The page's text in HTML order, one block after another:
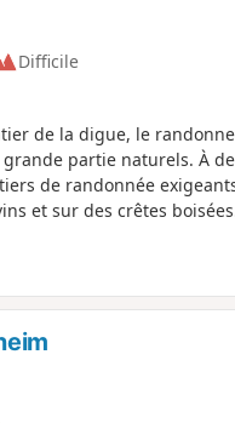
Difficile
de la digue, le
partie naturels. À
de randonnée
et sur des crêtes